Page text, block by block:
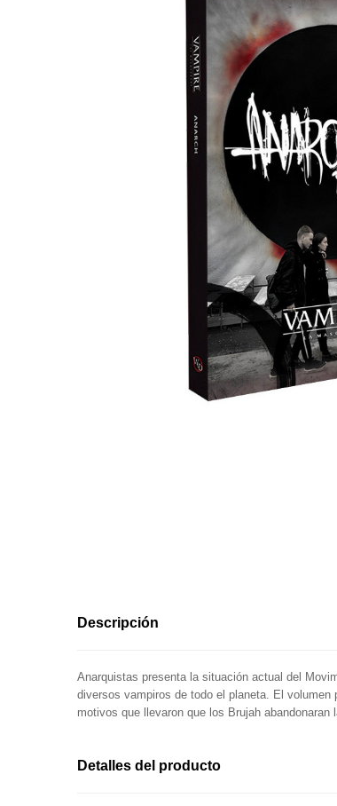
Descripción
Anarquistas presenta la situación actual del
diversos vampiros de todo el planeta. El
motivos que llevaron que los Brujah
Detalles del producto